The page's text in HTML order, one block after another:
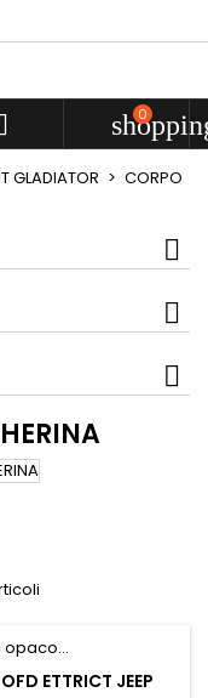
0
GLADIATOR
CORPO
ETTRICT JEEP
Create new
((modalDeleteText))
((createText))
in your wishlist.
((loginText))